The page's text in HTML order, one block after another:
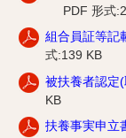
PDF 形式
組合員証等記
式:139 KB
被扶養者認定
KB
扶養事実申立